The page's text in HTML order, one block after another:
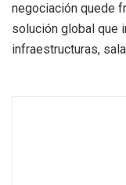
negociación quede
solución global que
infraestructuras,